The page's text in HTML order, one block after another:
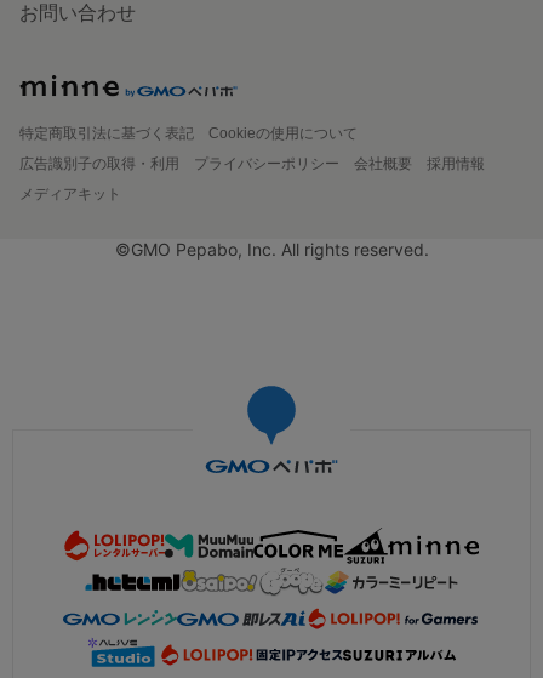
お問い合わせ
特定商取引法に基づく表記
Cookieの使用について
広告識別子の取得・利用
プライバシーポリシー 会社概要
採用情報
メディアキット
©GMO Pepabo, Inc. All rights reserved.